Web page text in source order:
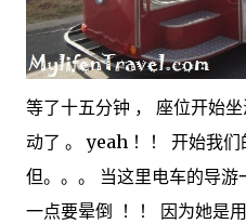
等了十五分钟 ， 座位开始
动了 。 yeah ！！ 开始我们
但。。。 当这里电车的导
一点要晕倒 ！！ 因为她是